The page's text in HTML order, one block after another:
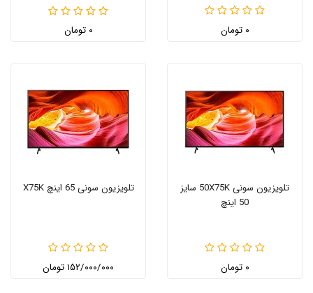
۰ تومان ۰ تومان
تلویزیون سونی 50X75K سایز
50 اینچ
۰ تومان
تلویزیون سونی 65 اینچ X75K
۱۵۲/۰۰۰/۰۰۰ تومان